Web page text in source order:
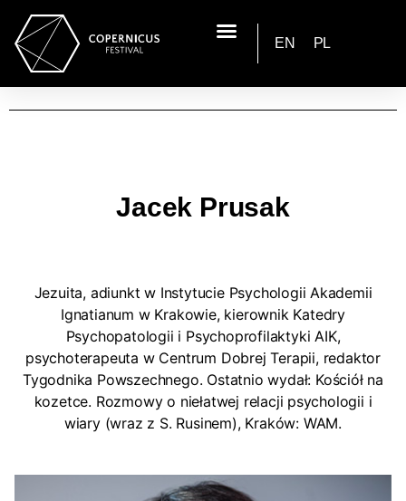
EN PL
Jacek Prusak
Jezuita, adiunkt w Instytucie Psychologii Akademii
Ignatianum w Krakowie, kierownik Katedry
Psychopatologii i Psychoprofilaktyki AIK,
psychoterapeuta w Centrum Dobrej Terapii, redaktor
Tygodnika Powszechnego. Ostatnio wydał: Kościół na
kozetce. Rozmowy o niełatwej relacji psychologii i
wiary (wraz z S. Rusinem), Kraków: WAM.